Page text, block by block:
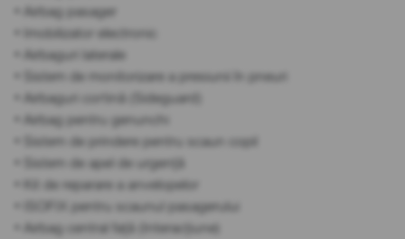
• Airbag pasager
• Imobilizator electronic
• Airbaguri laterale
• Sistem de monitorizare a presiunii în pneuri
• Airbaguri cortină (Sideguard)
• Airbag pentru genunchi
• Sistem de prindere pentru scaun copil
• Sistem de apel de urgență
• Kit de reparare a anvelopelor
• ISOFIX pentru scaunul pasagerului
• Airbag central față (Interacțiune)